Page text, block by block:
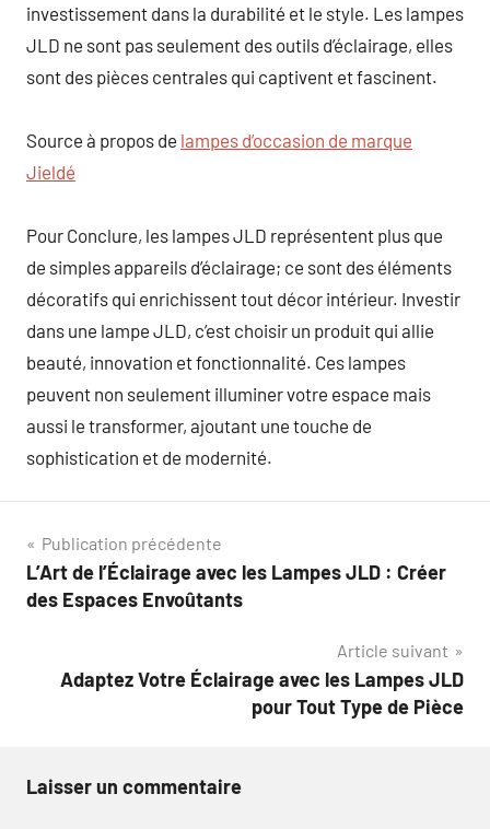
investissement dans la durabilité et le style. Les lampes
JLD ne sont pas seulement des outils d’éclairage, elles
sont des pièces centrales qui captivent et fascinent.
Source à propos de lampes d’occasion de marque
Jieldé
Pour Conclure, les lampes JLD représentent plus que
de simples appareils d’éclairage; ce sont des éléments
décoratifs qui enrichissent tout décor intérieur. Investir
dans une lampe JLD, c’est choisir un produit qui allie
beauté, innovation et fonctionnalité. Ces lampes
peuvent non seulement illuminer votre espace mais
aussi le transformer, ajoutant une touche de
sophistication et de modernité.
Navigation
de
Publication précédente
L’Art de l’Éclairage avec les Lampes JLD : Créer
des Espaces Envoûtants
Article suivant
Adaptez Votre Éclairage avec les Lampes JLD
pour Tout Type de Pièce
Laisser un commentaire